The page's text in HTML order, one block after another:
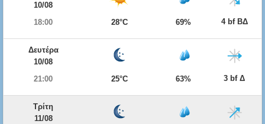
10/08
18:00
28°C 69% 4 bf ΒΔ
Δευτέρα
10/08
21:00
25°C 63% 3 bf Δ
Τρίτη
11/08